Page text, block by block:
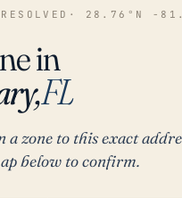
· 28.76°N -
in
FL
a zone to this exact
below to confirm.